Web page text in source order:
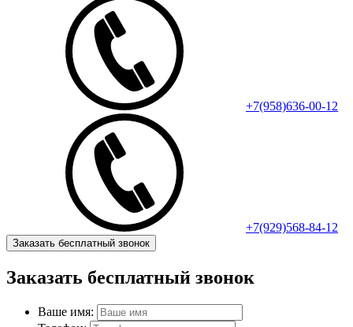
+7(958)636-00-12
+7(929)568-84-12
Заказать бесплатный звонок
Заказать бесплатный звонок
Ваше имя: